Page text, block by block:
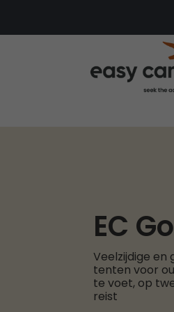
EC Go
Veelzijdige
tenten voor
te voet, op
reist